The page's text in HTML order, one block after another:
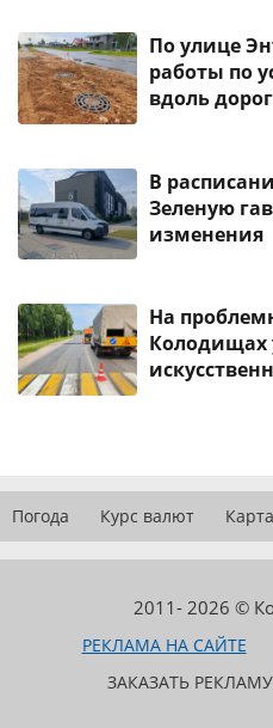
По улице
работы по
вдоль
В
Зеленую
изменения
На
Колодищах
Погода Курс валют Карта
2011- 2026 ©
РЕКЛАМА НА САЙТЕ
ЗАКАЗАТЬ